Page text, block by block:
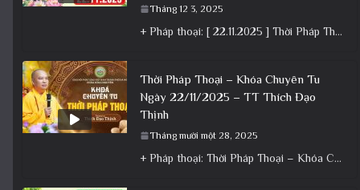
Tháng 12 3, 2025
+ Pháp thoại: [ 22.11.2025 ] Thời Pháp Thoại – Khóa Chuyên Tu Chùa Khai Nguyên │ Thầy Thích Đạo
Thời Pháp Thoại – Khóa Chuyên Tu
Ngày 22/11/2025 – TT Thích Đạo
Thịnh
Tháng mười một 28, 2025
+ Pháp thoại: Thời Pháp Thoại – Khóa Chuyên Tu Ngày 22/11/2025 – TT Thích Đạo Thịnh + Album: Pháp